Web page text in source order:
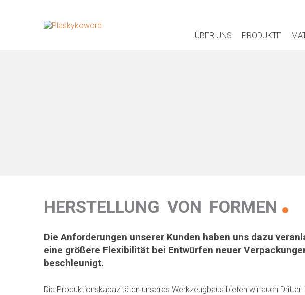
ÜBER UNS PRODUKTE
HERSTELLUNG VON FORMEN
Die Anforderungen unserer Kunden haben uns dazu
eine größere Flexibilität bei Entwürfen neuer
beschleunigt.
Die Produktionskapazitäten unseres Werkzeugbaus bieten wir auch Dritten